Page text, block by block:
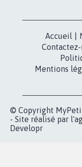
Accueil
Contactez-
Mentions
© Copyright
- Site réalisé par
Developr